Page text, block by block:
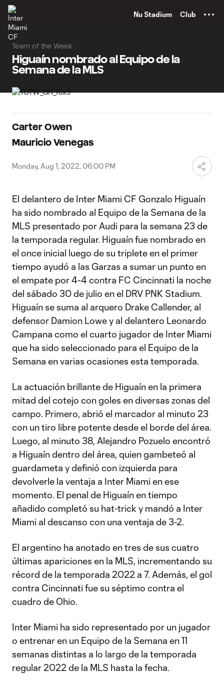
Nu Stadium Club
Team of the Week
Higuaín nombrado al Equipo de la
Semana de la MLS
Carter Owen
Mauricio Venegas
Monday, Aug 1, 2022, 06:00 PM
El delantero de Inter Miami CF Gonzalo Higuaín
ha sido nombrado al Equipo de la Semana de la
MLS presentado por Audi para la semana 23 de
la temporada regular. Higuaín fue nombrado en
el once inicial luego de su triplete en el primer
tiempo ayudó a las Garzas a sumar un punto en
el empate por 4-4 contra FC Cincinnati la noche
del sábado 30 de julio en el DRV PNK Stadium.
Higuaín se suma al arquero Drake Callender, al
defensor Damion Lowe y al delantero Leonardo
Campana como el cuarto jugador de Inter Miami
que ha sido seleccionado para el Equipo de la
Semana en varias ocasiones esta temporada.
La actuación brillante de Higuaín en la primera
mitad del cotejo con goles en diversas zonas del
campo. Primero, abrió el marcador al minuto 23
con un tiro libre potente desde el borde del área.
Luego, al minuto 38, Alejandro Pozuelo encontró
a Higuaín dentro del área, quien gambeteó al
guardameta y definió con izquierda para
devolverle la ventaja a Inter Miami en ese
momento. El penal de Higuaín en tiempo
añadido completó su hat-trick y mandó a Inter
Miami al descanso con una ventaja de 3-2.
El argentino ha anotado en tres de sus cuatro
últimas apariciones en la MLS, incrementando su
récord de la temporada 2022 a 7. Además, el gol
contra Cincinnati fue su séptimo contra el
cuadro de Ohio.
Inter Miami ha sido representado por un jugador
o entrenar en un Equipo de la Semana en 11
semanas distintas a lo largo de la temporada
regular 2022 de la MLS hasta la fecha.